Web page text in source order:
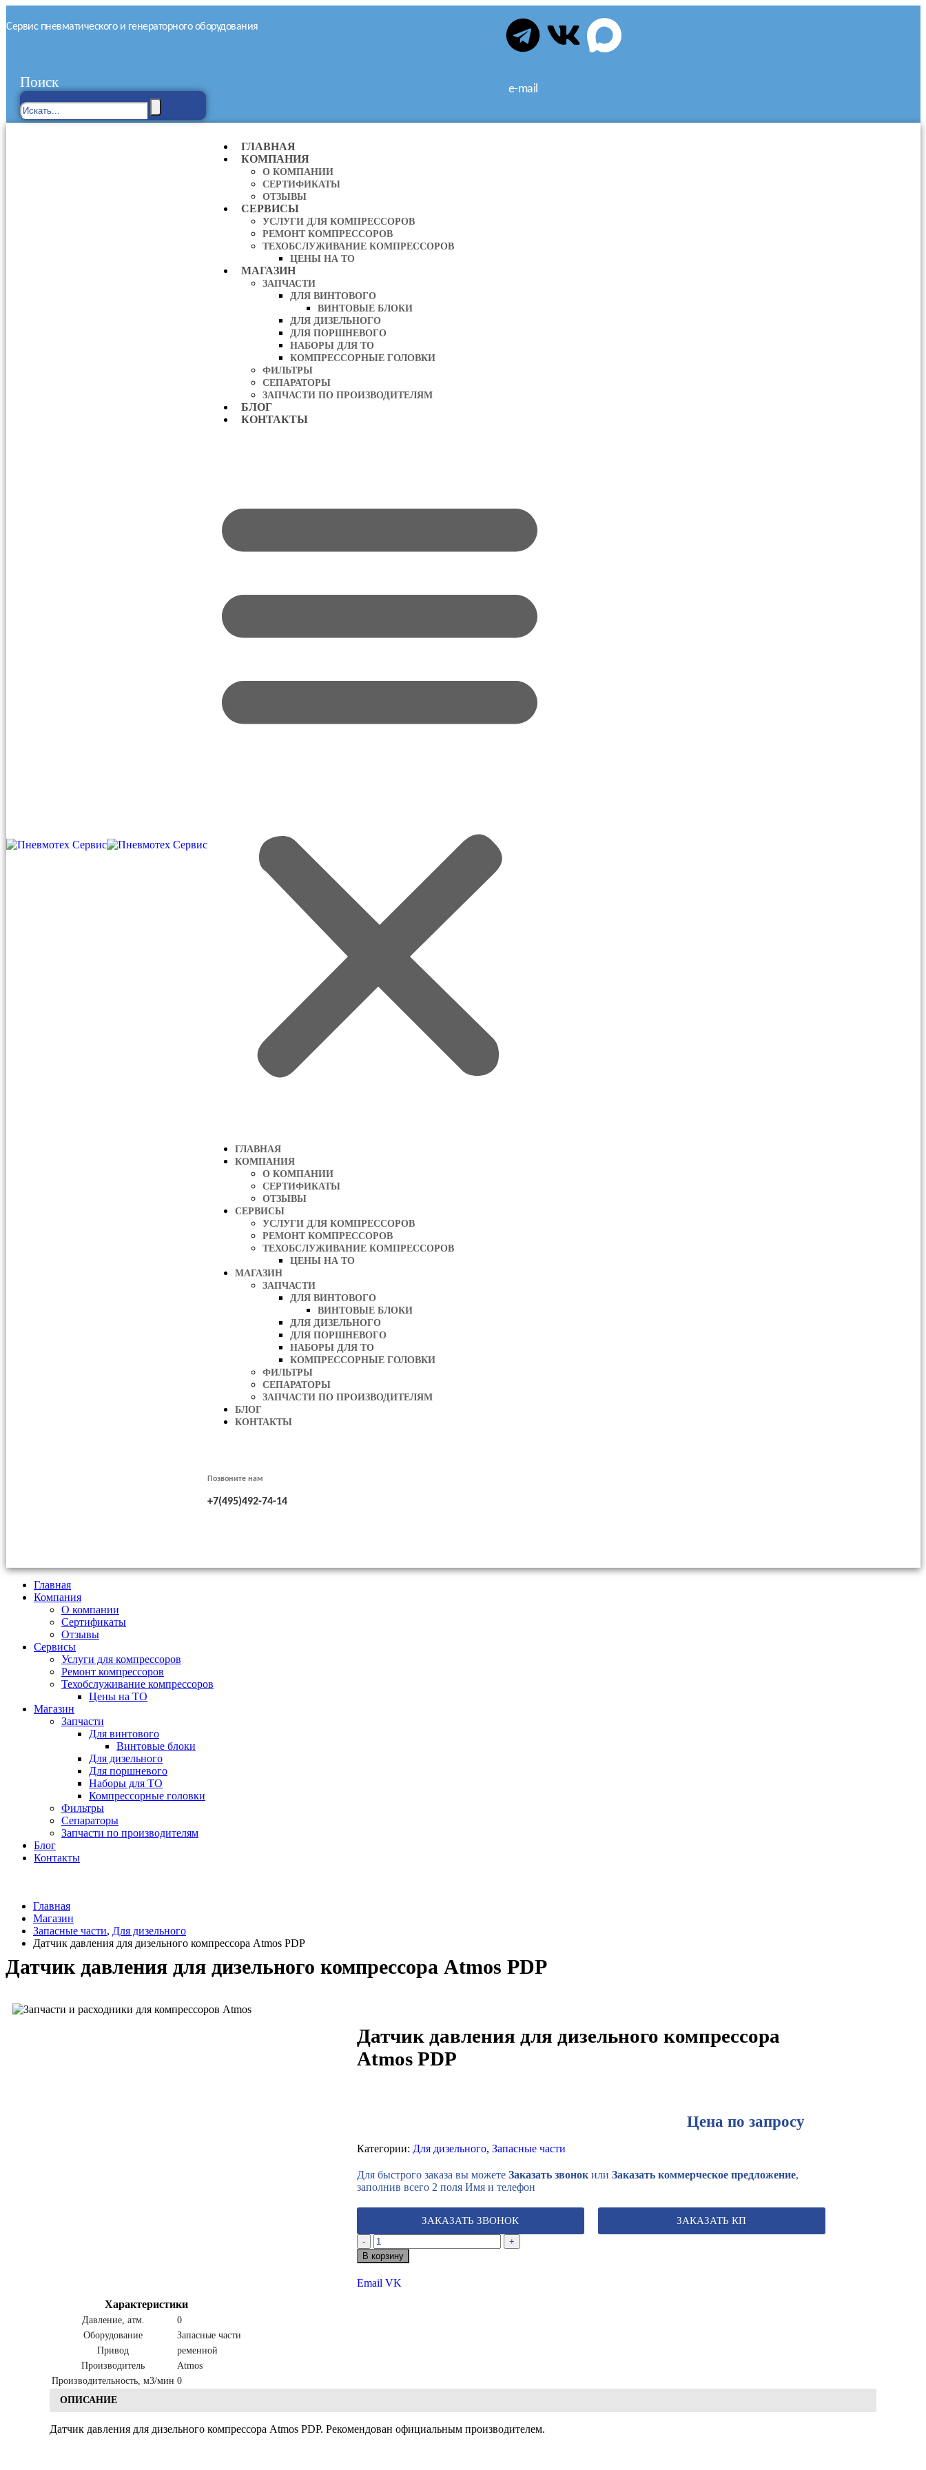
Сервис пневматического и генераторного оборудования
Поиск e-mail
ГЛАВНАЯ
КОМПАНИЯ
О КОМПАНИИ
СЕРТИФИКАТЫ
ОТЗЫВЫ
СЕРВИСЫ
УСЛУГИ ДЛЯ КОМПРЕССОРОВ
РЕМОНТ КОМПРЕССОРОВ
ТЕХОБСЛУЖИВАНИЕ КОМПРЕССОРОВ
ЦЕНЫ НА ТО
МАГАЗИН
ЗАПЧАСТИ
ДЛЯ ВИНТОВОГО
ВИНТОВЫЕ БЛОКИ
ДЛЯ ДИЗЕЛЬНОГО
ДЛЯ ПОРШНЕВОГО
НАБОРЫ ДЛЯ ТО
КОМПРЕССОРНЫЕ ГОЛОВКИ
ФИЛЬТРЫ
СЕПАРАТОРЫ
ЗАПЧАСТИ ПО ПРОИЗВОДИТЕЛЯМ
БЛОГ
КОНТАКТЫ
ГЛАВНАЯ
КОМПАНИЯ
О КОМПАНИИ
СЕРТИФИКАТЫ
ОТЗЫВЫ
СЕРВИСЫ
УСЛУГИ ДЛЯ КОМПРЕССОРОВ
РЕМОНТ КОМПРЕССОРОВ
ТЕХОБСЛУЖИВАНИЕ КОМПРЕССОРОВ
ЦЕНЫ НА ТО
МАГАЗИН
ЗАПЧАСТИ
ДЛЯ ВИНТОВОГО
ВИНТОВЫЕ БЛОКИ
ДЛЯ ДИЗЕЛЬНОГО
ДЛЯ ПОРШНЕВОГО
НАБОРЫ ДЛЯ ТО
КОМПРЕССОРНЫЕ ГОЛОВКИ
ФИЛЬТРЫ
СЕПАРАТОРЫ
ЗАПЧАСТИ ПО ПРОИЗВОДИТЕЛЯМ
БЛОГ
КОНТАКТЫ
Позвоните нам
+7(495)492-74-14
Главная
Компания
О компании
Сертификаты
Отзывы
Сервисы
Услуги для компрессоров
Ремонт компрессоров
Техобслуживание компрессоров
Цены на ТО
Магазин
Запчасти
Для винтового
Винтовые блоки
Для дизельного
Для поршневого
Наборы для ТО
Компрессорные головки
Фильтры
Сепараторы
Запчасти по производителям
Блог
Контакты
Главная
Магазин
Запасные части, Для дизельного
Датчик давления для дизельного компрессора Atmos PDP
Датчик давления для дизельного компрессора Atmos PDP
Датчик давления для дизельного компрессора
Atmos PDP
Цена по запросу
Категории: Для дизельного, Запасные части
Для быстрого заказа вы можете Заказать звонокили Заказать коммерческое предложение,
заполнив всего 2 поля Имя и телефон
ЗАКАЗАТЬ ЗВОНОК ЗАКАЗАТЬ КП
-
+
В корзину
Email VK
Характеристики
Давление, атм.
0
Оборудование
Запасные части
Привод
ременной
Производитель
Atmos
Производительность, м3/мин 0
ОПИСАНИЕ
Датчик давления для дизельного компрессора Atmos PDP. Рекомендован официальным производителем.